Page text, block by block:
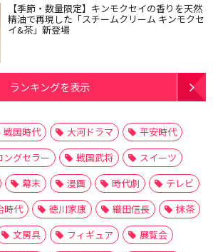
【季節・数量限定】キンモクセイの香りを天然
精油で再現した「スチームクリーム キンモクセ
イ&茶」新登場
ランキングを表示
戦国時代 大河ドラマ
平安時代
ングセラー 戦国武将
スイーツ
幕末 漫画 時代劇
テレビ
時代 徳川家康 織田信長
抹茶
文房具 フィギュア
展覧会